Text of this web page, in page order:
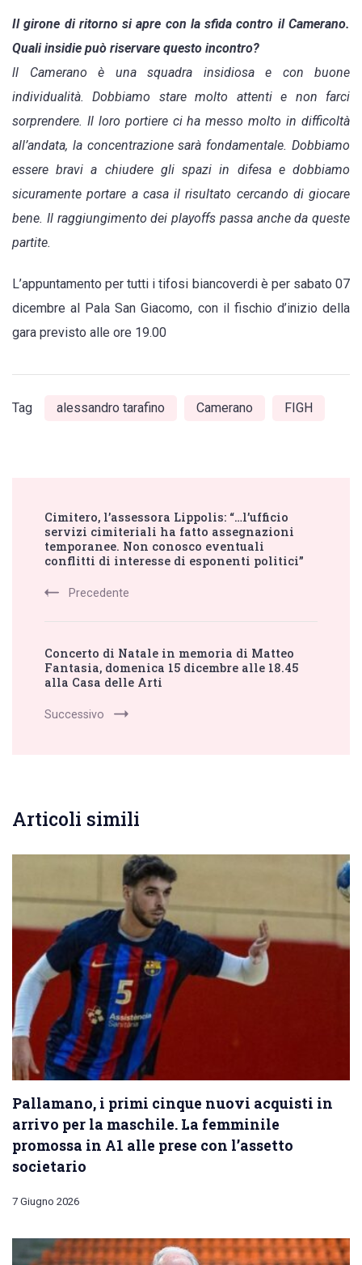
Il girone di ritorno si apre con la sfida contro il Camerano.
Quali insidie può riservare questo incontro?
ll Camerano è una squadra insidiosa e con buone
individualità. Dobbiamo stare molto attenti e non farci
sorprendere. Il loro portiere ci ha messo molto in difficoltà
all’andata, la concentrazione sarà fondamentale. Dobbiamo
essere bravi a chiudere gli spazi in difesa e dobbiamo
sicuramente portare a casa il risultato cercando di giocare
bene. Il raggiungimento dei playoffs passa anche da queste
partite.
L’appuntamento per tutti i tifosi biancoverdi è per sabato 07
dicembre al Pala San Giacomo, con il fischio d’inizio della
gara previsto alle ore 19.00
Tag alessandro tarafino Camerano FIGH
Navigation
Cimitero, l’assessora Lippolis: “…l’ufficio
servizi cimiteriali ha fatto assegnazioni
temporanee. Non conosco eventuali
conflitti di interesse di esponenti politici”
Precedente
Concerto di Natale in memoria di Matteo
Fantasia, domenica 15 dicembre alle 18.45
alla Casa delle Arti
Successivo
Articoli simili
Pallamano, i primi cinque nuovi acquisti in
arrivo per la maschile. La femminile
promossa in A1 alle prese con l’assetto
societario
7 Giugno 2026